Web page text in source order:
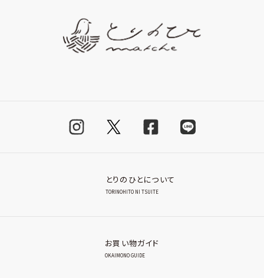
とりのひとについて
TORINOHITO NI TSUITE
お買い物ガイド
OKAIMONO GUIDE